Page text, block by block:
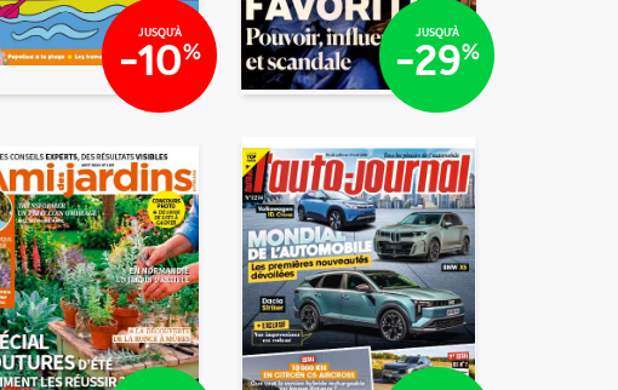
JUSQU'À
-10%
JUSQU'À
-29%
€30
/mois
/mois
€31
/mois
€11 /mois